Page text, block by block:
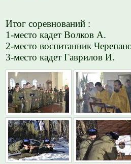
Итог соревнований :
1-место кадет Волков А.
2-место воспитанник
3-место кадет Гаврилов И.